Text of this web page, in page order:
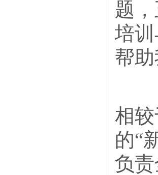
题
培
帮
相
的“
负